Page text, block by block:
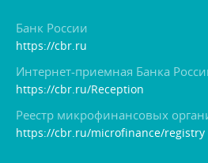
Банк России
https://cbr.ru
Интернет-приемная Банка
https://cbr.ru/Reception
Реестр микрофинансовых
https://cbr.ru/microfinance/registry